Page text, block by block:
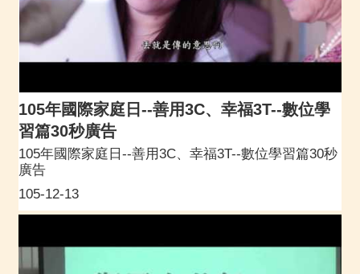
105年國際家庭日--善用3C、幸福3T--數位學
習篇30秒廣告
105-12-13
105年國際家庭日--善用3C、幸福3T--數位學習篇30秒
廣告